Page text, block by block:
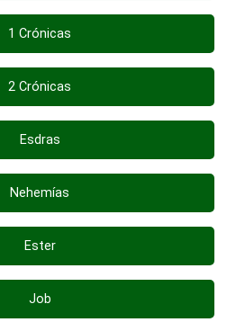
1 Crónicas
2 Crónicas
Esdras
Nehemías
Ester
Job